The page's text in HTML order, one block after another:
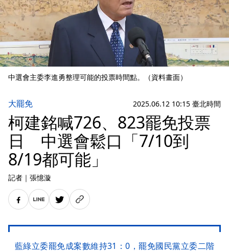
中選會主委李進勇整理可能的投票時間點。（資料畫面）
大罷免 2025.06.12 10:15 臺北時間
柯建銘喊726、823罷免投票
日 中選會鬆口「7/10到
8/19都可能」
記者 ｜ 張憶漩
藍綠立委罷免成案數維持31：0，罷免國民黨立委二階